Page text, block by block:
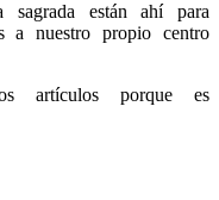
sagrada están ahí para
a nuestro propio centro
artículos porque es